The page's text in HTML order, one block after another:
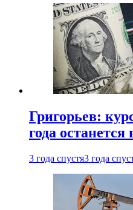
Григорьев:
года останется
3 года спустя3 года